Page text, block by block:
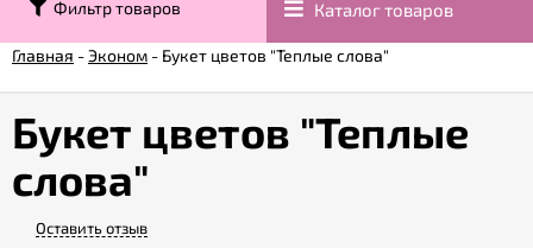
Контакты
Гарантии
Фильтр товаров Каталог товаров
Главная -Эконом - Букет цветов "Теплые слова"
Букет цветов "Теплые
слова"
Оставить отзыв